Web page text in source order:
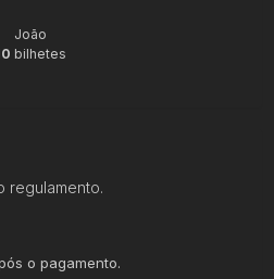
João
bilhetes
regulamento.
o pagamento.